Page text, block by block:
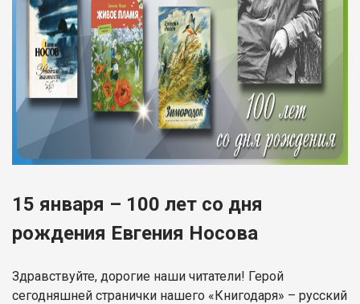
15 января – 100 лет со дня
рождения Евгения Носова
Здравствуйте, дорогие наши читатели! Герой
сегодняшней странички нашего «Книгодаря» – русский